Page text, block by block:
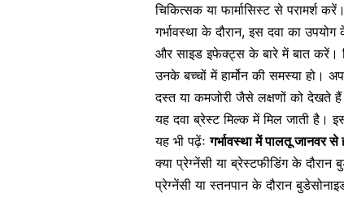
चिकित्सक या फार्मासिस्ट से परामर्श
गर्भावस्था के दौरान, इस दवा का
और साइड इफेक्ट्स के बारे में बात करें।
उनके बच्चों में हार्मोन की समस्या हो।
दस्त या कमजोरी जैसे लक्षणों को देखते
यह दवा ब्रेस्ट मिल्क में मिल जाती है।
यह भी पढ़ेंःगर्भावस्था में पालतू जानवर
क्या प्रेग्नेंसी या ब्रेस्टफीडिंग के दौरान
प्रेग्नेंसी या स्तनपान के दौरान